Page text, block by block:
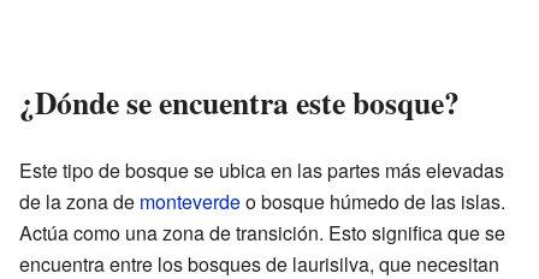
¿Dónde se encuentra este bosque?
Este tipo de bosque se ubica en las partes más elevadas
de la zona de monteverdeo bosque húmedo de las islas.
Actúa como una zona de transición. Esto significa que se
encuentra entre los bosques de laurisilva, que necesitan